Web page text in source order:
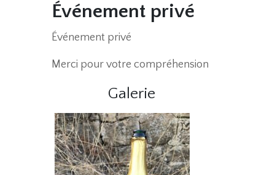
Événement privé
Événement privé
Merci pour votre compréhension
Galerie